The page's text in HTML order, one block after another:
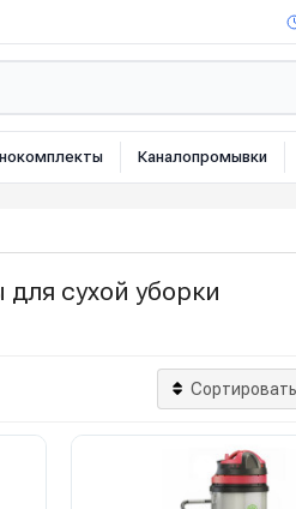
Каналопромывки
сухой уборки